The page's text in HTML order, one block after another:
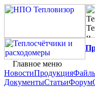
Главное меню
НовостиПродукция
ДокументыСтатьиФорум